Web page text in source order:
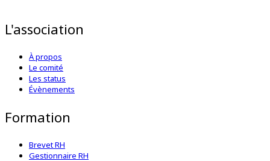
L'association
À propos
Le comité
Les status
Évènements
Formation
Brevet RH
Gestionnaire RH